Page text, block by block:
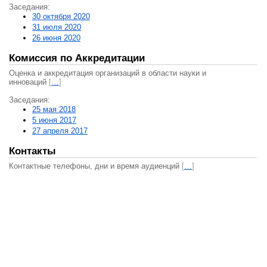
Заседания:
30 октября 2020
31 июля 2020
26 июня 2020
Комиссия по Аккредитации
Оценка и аккредитация организаций в области науки и
инноваций […]
Заседания:
25 мая 2018
5 июня 2017
27 апреля 2017
Контакты
Контактные телефоны, дни и время аудиенций […]